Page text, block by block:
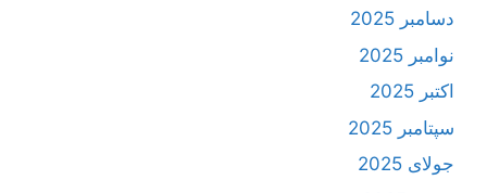
دسامبر 2025
نوامبر 2025
اکتبر 2025
سپتامبر 2025
جولای 2025